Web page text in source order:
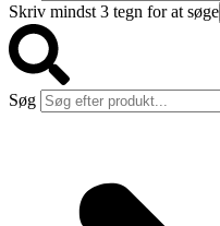
Skriv mindst 3 tegn for at søge
Søg